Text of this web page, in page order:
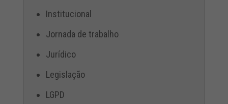
Institucional
Jornada de trabalho
Jurídico
Legislação
LGPD